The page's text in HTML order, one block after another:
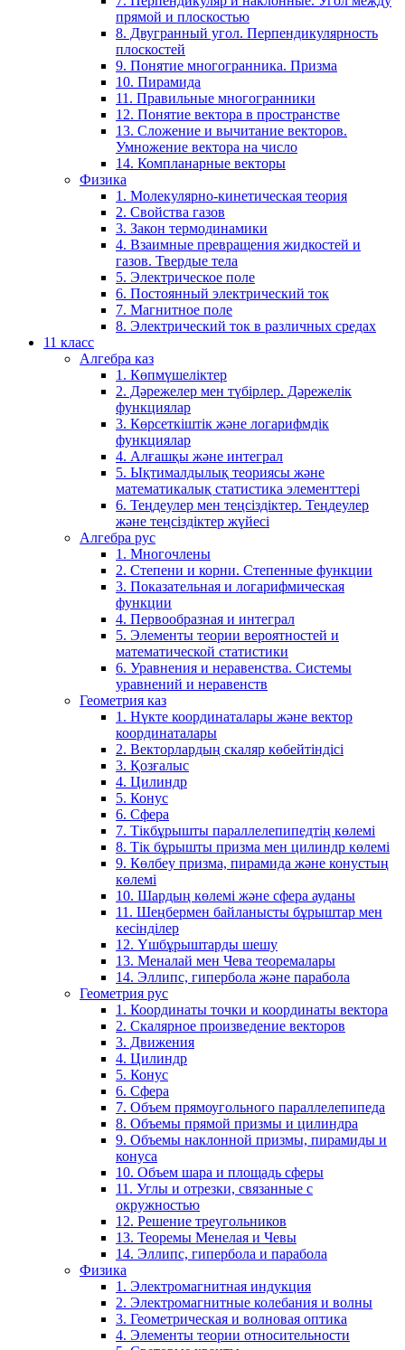
прямой и плоскостью
8. Двугранный угол. Перпендикулярность
плоскостей
9. Понятие многогранника. Призма
10. Пирамида
11. Правильные многогранники
12. Понятие вектора в пространстве
13. Сложение и вычитание векторов.
Умножение вектора на число
14. Компланарные векторы
Физика
1. Молекулярно-кинетическая теория
2. Свойства газов
3. Закон термодинамики
4. Взаимные превращения жидкостей и
газов. Твердые тела
5. Электрическое поле
6. Постоянный электрический ток
7. Магнитное поле
8. Электрический ток в различных средах
11 класс
Алгебра каз
1. Көпмүшеліктер
2. Дәрежелер мен түбірлер. Дәрежелік
функциялар
3. Көрсеткіштік және логарифмдік
функциялар
4. Алғашқы және интеграл
5. Ықтималдылық теориясы және
математикалық статистика элементтері
6. Теңдеулер мен теңсіздіктер. Теңдеулер
және теңсіздіктер жүйесі
Алгебра рус
1. Многочлены
2. Степени и корни. Степенные функции
3. Показательная и логарифмическая
функции
4. Первообразная и интеграл
5. Элементы теории вероятностей и
математической статистики
6. Уравнения и неравенства. Системы
уравнений и неравенств
Геометрия каз
1. Нүкте координаталары және вектор
координаталары
2. Векторлардың скаляр көбейтіндісі
3. Қозғалыс
4. Цилиндр
5. Конус
6. Сфера
7. Тікбұрышты параллелепипедтің көлемі
8. Тік бұрышты призма мен цилиндр көлемі
9. Көлбеу призма, пирамида және конустың
көлемі
10. Шардың көлемі және сфера ауданы
11. Шеңбермен байланысты бұрыштар мен
кесінділер
12. Үшбұрыштарды шешу
13. Меналай мен Чева теоремалары
14. Эллипс, гипербола және парабола
Геометрия рус
1. Координаты точки и координаты вектора
2. Скалярное произведение векторов
3. Движения
4. Цилиндр
5. Конус
6. Сфера
7. Объем прямоугольного параллелепипеда
8. Объемы прямой призмы и цилиндра
9. Объемы наклонной призмы, пирамиды и
конуса
10. Объем шара и площадь сферы
11. Углы и отрезки, связанные с
окружностью
12. Решение треугольников
13. Теоремы Менелая и Чевы
14. Эллипс, гипербола и парабола
Физика
1. Электромагнитная индукция
2. Электромагнитные колебания и волны
3. Геометрическая и волновая оптика
4. Элементы теории относительности